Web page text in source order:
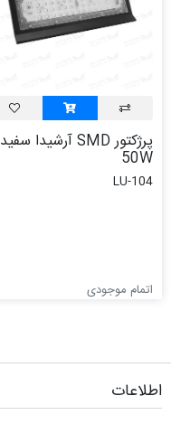
پرژکتور SMD آرشیدا سفید
50W
LU-104
اتمام موجودی
اطلاعات